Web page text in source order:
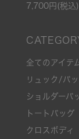
7,700円(税込
全てのアイテ
リュック/バ
ショルダーバ
トートバッグ
クロスボディ